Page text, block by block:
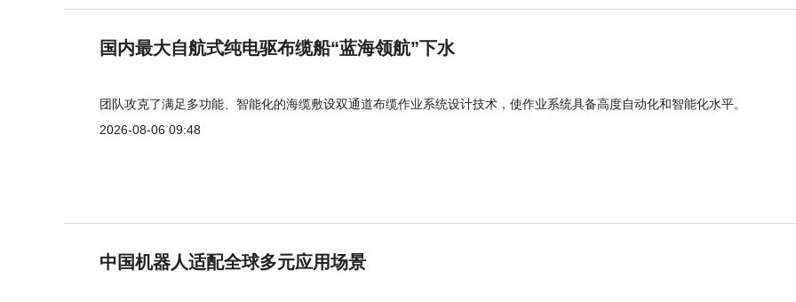
国内最大自航式纯电驱布缆船“蓝海领航”下水
团队攻克了满足多功能、智能化的海缆敷设双通道布缆作业系统设计技术，使作业系统具备高度自动化和智能化水平。
2026-08-06 09:48
中国机器人适配全球多元应用场景